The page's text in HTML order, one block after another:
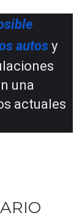
autos y
una
actuales